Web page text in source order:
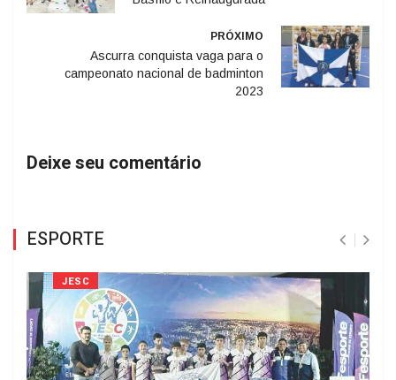
PRÓXIMO
Ascurra conquista vaga para o
campeonato nacional de badminton
2023
Deixe seu comentário
ESPORTE
JESC